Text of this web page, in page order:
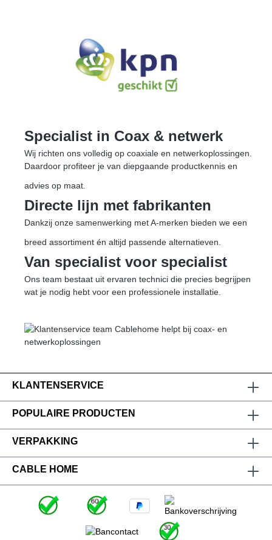
Specialist in Coax & netwerk
Wij richten ons volledig op coaxiale en netwerkoplossingen.
Daardoor profiteer je van diepgaande productkennis en
advies op maat.
Directe lijn met fabrikanten
Dankzij onze samenwerking met A-merken bieden we een
breed assortiment én altijd passende alternatieven.
Van specialist voor specialist
Ons team bestaat uit ervaren technici die precies begrijpen
wat je nodig hebt voor een professionele installatie.
KLANTENSERVICE
POPULAIRE PRODUCTEN
VERPAKKING
CABLE HOME